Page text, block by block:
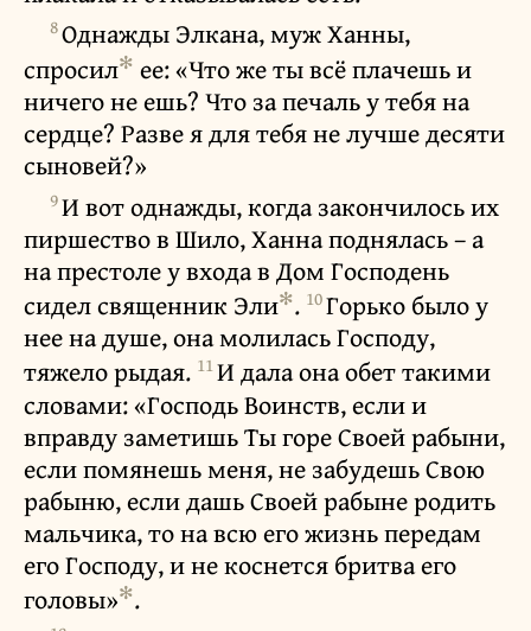
8Однажды Элкана, муж Ханны,
спросил✻ ее: «Что же ты всё плачешь и
ничего не ешь? Что за печаль у тебя на
сердце? Разве я для тебя не лучше десяти
сыновей?»
9И вот однажды, когда закончилось их
пиршество в Шило, Ханна поднялась – а
на престоле у входа в Дом Господень
сидел священник Эли✻. 10Горько было у
нее на душе, она молилась Господу,
тяжело рыдая. 11И дала она обет такими
словами: «Господь Воинств, если и
вправду заметишь Ты горе Своей рабыни,
если помянешь меня, не забудешь Свою
рабыню, если дашь Своей рабыне родить
мальчика, то на всю его жизнь передам
его Господу, и не коснется бритва его
головы»✻.